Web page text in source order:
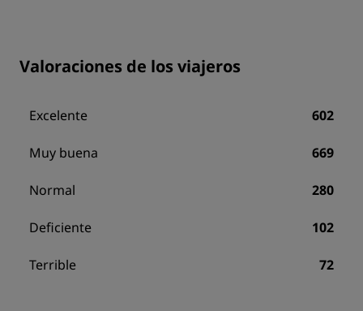
Valoraciones de los viajeros
Excelente 602
Muy buena 669
Normal 280
Deficiente 102
Terrible 72